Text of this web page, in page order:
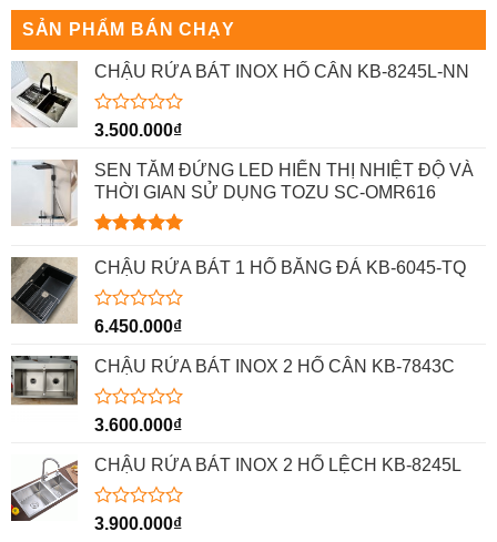
5
sao
5
SẢN PHẨM BÁN CHẠY
CHẬU RỬA BÁT INOX HỐ CÂN KB-8245L-NN
Được
hạng
0
5
sao
3.500.000₫
SEN TẮM ĐỨNG LED HIỂN THỊ NHIỆT ĐỘ VÀ
THỜI GIAN SỬ DỤNG TOZU SC-OMR616
hạng 5.00
CHẬU RỬA BÁT 1 HỐ BẰNG ĐÁ KB-6045-TQ
Được
hạng
0
5
6.450.000₫
CHẬU RỬA BÁT INOX 2 HỐ CÂN KB-7843C
Được
hạng
0
5
3.600.000₫
CHẬU RỬA BÁT INOX 2 HỐ LỆCH KB-8245L
Được
3.900.000₫